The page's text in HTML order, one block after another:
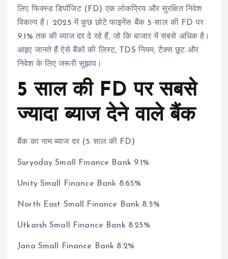
लिए फिक्स्ड डिपॉजिट (FD) एक लोकप्रिय और सुरक्षित निवेश
विकल्प है। 2025 में कुछ छोटे फाइनेंस बैंक 5 साल की FD पर
9.1% तक की ब्याज दर दे रहे हैं, जो कि बाजार में सबसे अधिक है।
आइए जानते हैं ऐसे बैंकों की लिस्ट, TDS नियम, टैक्स छूट और
निवेश के लिए जरूरी सुझाव।
5 साल की FD पर सबसे
ज्यादा ब्याज देने वाले बैंक
बैंक का नाम ब्याज दर (5 साल की FD)
Suryoday Small Finance Bank 9.1%
Unity Small Finance Bank 8.65%
North East Small Finance Bank 8.5%
Utkarsh Small Finance Bank 8.25%
Jana Small Finance Bank 8.2%